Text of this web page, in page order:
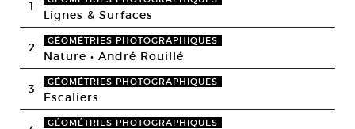
1
Lignes & Surfaces
2 GÉOMÉTRIES PHOTOGRAPHIQUES
Nature • André Rouillé
3 GÉOMÉTRIES PHOTOGRAPHIQUES
Escaliers
GÉOMÉTRIES PHOTOGRAPHIQUES